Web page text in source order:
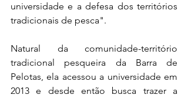
universidade e a defesa dos territórios
tradicionais de pesca".
Natural da comunidade-território
tradicional pesqueira da Barra de
Pelotas, ela acessou a universidade em
2013 e desde então busca trazer a